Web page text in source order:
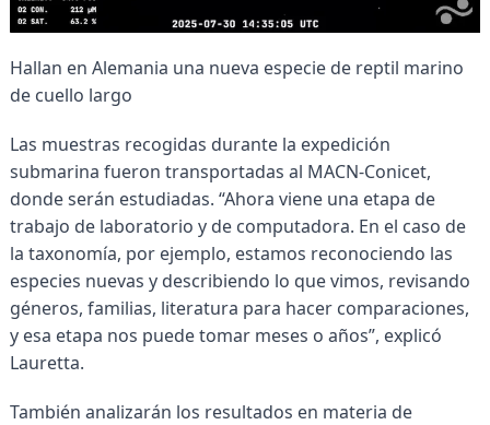
Hallan en Alemania una nueva especie de reptil marino
de cuello largo
Las muestras recogidas durante la expedición
submarina fueron transportadas al MACN-Conicet,
donde serán estudiadas. “Ahora viene una etapa de
trabajo de laboratorio y de computadora. En el caso de
la taxonomía, por ejemplo, estamos reconociendo las
especies nuevas y describiendo lo que vimos, revisando
géneros, familias, literatura para hacer comparaciones,
y esa etapa nos puede tomar meses o años”, explicó
Lauretta.
También analizarán los resultados en materia de